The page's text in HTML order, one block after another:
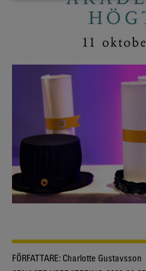
FÖRFATTARE: Charlotte Gustavsson